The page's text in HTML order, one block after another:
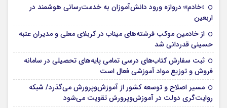
«خادم»؛ دروازه ورود دانش‌آموزان به خدمت‌رسانی هوشمند در
اربعین
از خادمین موکب فرشته‌های میناب در کربلای معلی و مدیران عتبه
حسینی قدردانی شد
ثبت سفارش کتاب‌های درسی تمامی پایه‌های تحصیلی در سامانه
فروش و توزیع مواد آموزشی فعال است
مسیر اصلاح و توسعه کشور از آموزش‌وپرورش می‌گذرد/ شبکه
روایت‌‌گری دولت در آموزش‌وپرورش تقویت می‌شود